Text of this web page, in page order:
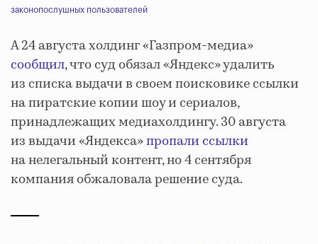
законопослушных пользователей
А 24 августа холдинг «Газпром-медиа»
сообщил, что суд обязал «Яндекс» удалить
из списка выдачи в своем поисковике ссылки
на пиратские копии шоу и сериалов,
принадлежащих медиахолдингу. 30 августа
из выдачи «Яндекса»пропали ссылки
на нелегальный контент, но 4 сентября
компания обжаловала решение суда.